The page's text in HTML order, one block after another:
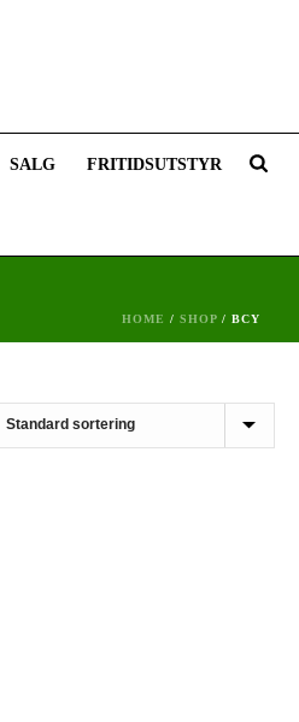
SALG FRITIDSUTSTYR
HOME / SHOP / BCY